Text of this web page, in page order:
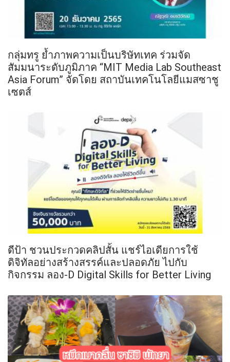
กลุ่มทรู ย้ำภาพความเป็นบริษัทเทค ร่วมจัด
สัมมนาระดับภูมิภาค “MIT Media Lab Southeast
Asia Forum” จัดโดย สถาบันเทคโนโลยีแมสซาชู
เซตส์
ดีป้า ชวนประกวดคลิปสั้น แชร์ไอเดียการใช้
ดิจิทัลอย่างสร้างสรรค์และปลอดภัย ไปกับ
กิจกรรม ลอง-D Digital Skills for Better Living